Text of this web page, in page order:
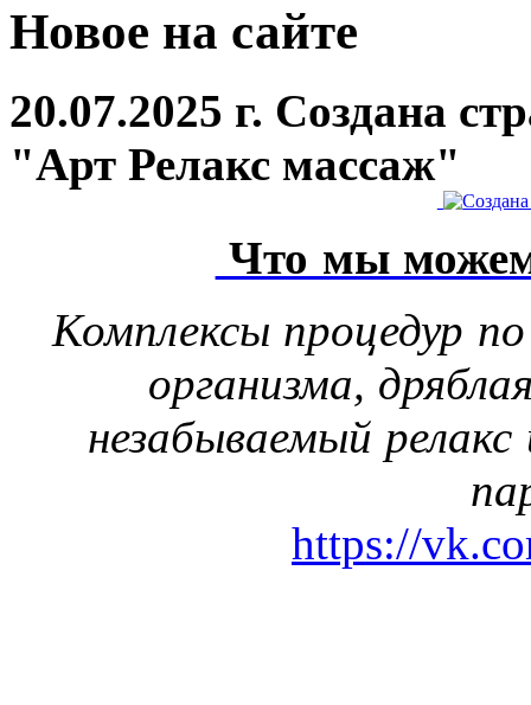
Новое на сайте
20.07.2025 г. Создана
"Арт Релакс массаж"
Что мы
Комплексы процедур
организма,
незабываемый
https://